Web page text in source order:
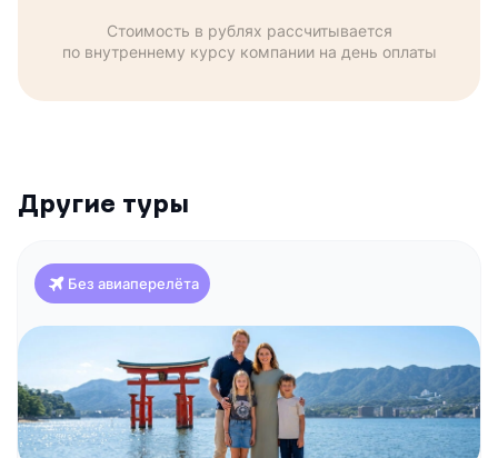
Стоимость в рублях рассчитывается
по внутреннему курсу компании на день оплаты
Другие туры
Без авиаперелёта
Япония
Красоты Японии и отдых на побережье (Токио-
Осака)
Токио Фудзи-Кавагучико Атами
Киото